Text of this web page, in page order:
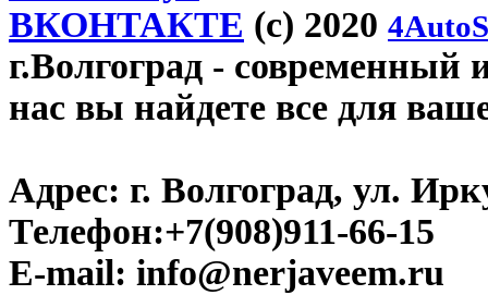
ВКОНТАКТЕ (c) 2020
г.Волгоград - современный
нас вы найдете все для
Адрес: г. Волгоград, ул.
Телефон:+7(908)911-66-15
E-mail: info@nerjaveem.ru